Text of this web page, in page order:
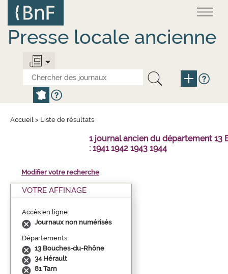
contenu
principal
Presse locale ancienne
Accueil > Liste de résultats
1 journal ancien du département
: 1941 1942 1943 1944
Modifier votre recherche
VOTRE AFFINAGE
Accès en ligne
Journaux non numérisés
Départements
13 Bouches-du-Rhône
34 Hérault
81 Tarn
Panneau de gestion des cookies